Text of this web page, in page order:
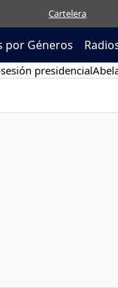
Cartelera
por Géneros
presidencial